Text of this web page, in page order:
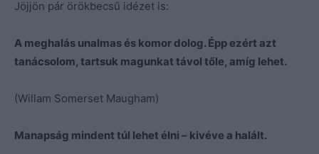
Jöjjön pár örökbecsű idézet is:
A meghalás unalmas és komor dolog. Épp ezért azt
tanácsolom, tartsuk magunkat távol tőle, amíg lehet.
(Willam Somerset Maugham)
Manapság mindent túl lehet élni – kivéve a halált.